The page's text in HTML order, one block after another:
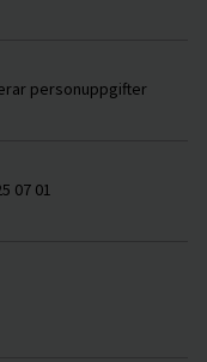
personuppgifter
07 01